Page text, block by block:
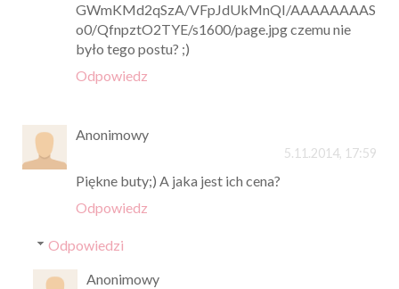
GWmKMd2qSzA/VFpJdUkMnQI/AAAAAAAAS
o0/QfnpztO2TYE/s1600/page.jpg czemu nie
było tego postu? ;)
Odpowiedz
Anonimowy
5.11.2014, 17:59
Piękne buty;) A jaka jest ich cena?
Odpowiedz
Odpowiedzi
Anonimowy